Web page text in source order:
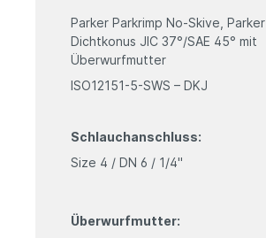
Parker Parkrimp No-Skive, Parker
Dichtkonus JIC 37°/SAE 45° mit
Überwurfmutter
ISO12151-5-SWS – DKJ
Schlauchanschluss:
Size 4 / DN 6 / 1/4"
Überwurfmutter: